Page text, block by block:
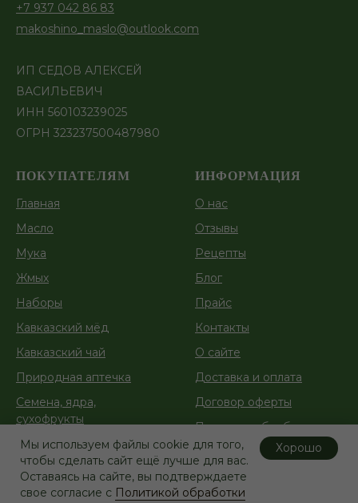
+7 937 042 86 83
makoshino_maslo@outlook.com
ИП СЕДОВ АЛЕКСЕЙ
ВАСИЛЬЕВИЧ
ИНН 560103239025
ОГРН 323237500487980
ПОКУПАТЕЛЯМ
Главная
Масло
Мука
Жмых
Наборы
Кавказский мёд
Кавказский чай
Природная аптечка
Семена, ядра,
сухофрукты
Косметика
Какао-продукты и урбеч
ИНФОРМАЦИЯ
О нас
Отзывы
Рецепты
Блог
Прайс
Контакты
О сайте
Доставка и оплата
Договор оферты
Политика обработки
персональных данных
Макошино масло
Мы используем файлы cookie для того,
чтобы сделать сайт ещё лучше для вас.
Оставаясь на сайте, вы подтверждаете
свое согласие с Политикой обработки
Хорошо